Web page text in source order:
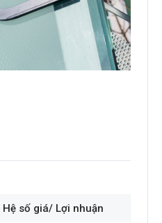
Hệ số giá/ Lợi nhuận